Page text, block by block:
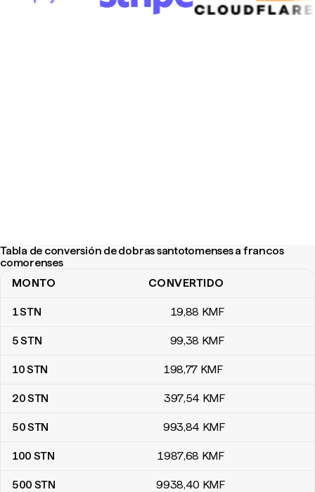
Tabla de conversión de dobras santotomenses a francos
comorenses
Tabla de conversión de dobras santotomenses a francos
MONTO CONVERTIDO
1STN 19,88 KMF
5STN 99,38 KMF
10STN 198,77 KMF
20STN 397,54 KMF
50STN 993,84 KMF
100 STN 1987,68 KMF
500 STN 9938,40 KMF